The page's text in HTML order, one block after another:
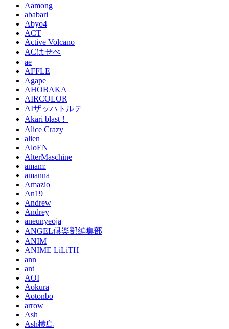
Aamong
ababari
Abyo4
ACT
Active Volcano
ACはせべ
ae
AFFLE
Agape
AHOBAKA
AIRCOLOR
AIザッハトルテ
Akari blast！
Alice Crazy
alien
AloEN
AlterMaschine
amam:
amanna
Amazio
An19
Andrew
Andrey
aneunyeoja
ANGEL倶楽部編集部
ANIM
ANIME LiLiTH
ann
ant
AOI
Aokura
Aotonbo
arrow
Ash
Ash横島